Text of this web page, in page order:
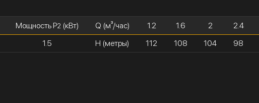
Мощность P2 (кВт)
1.5
Q (м³/час)
H (метры)
1.2
112
1.6
108
2
104
2.4
98